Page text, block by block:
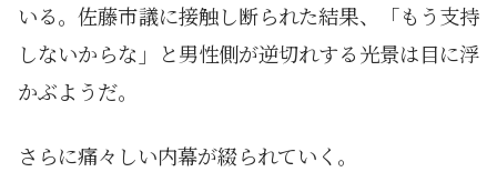
いる。佐藤市議に接触し断られた結果、「もう支持
しないからな」と男性側が逆切れする光景は目に浮
かぶようだ。
さらに痛々しい内幕が綴られていく。